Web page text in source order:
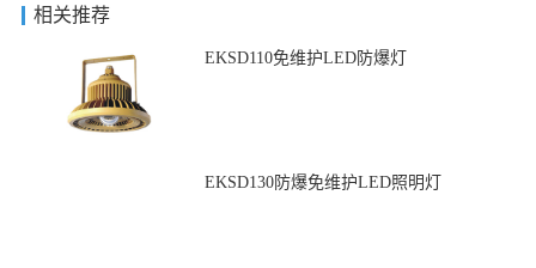
相关推荐
EKSD110免维护LED防爆灯
EKSD130防爆免维护LED照明灯